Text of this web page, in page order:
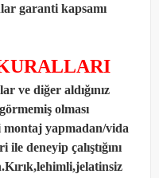
garanti kapsamı
ve diğer aldığınız
olması
montaj yapmadan/vida
deneyip çalıştığını